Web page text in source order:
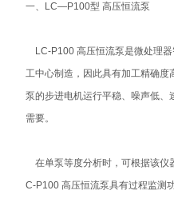
一、LC—P100型 高压恒流泵
LC-P100 高压恒流泵是微处理器
工中心制造，因此具有加工精确
泵的步进电机运行平稳、噪声低
需要。
在单泵等度分析时，可根据该
C-P100 高压恒流泵具有过程监